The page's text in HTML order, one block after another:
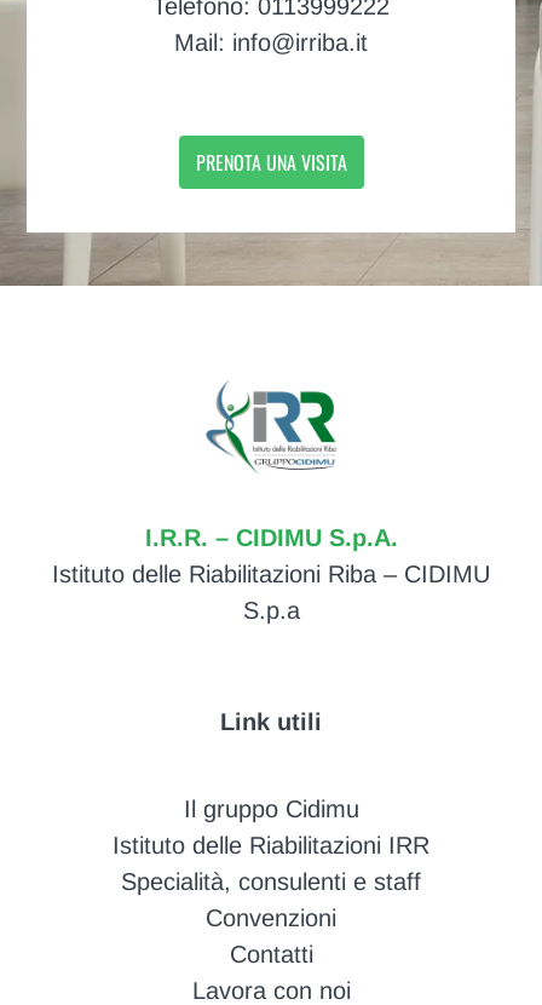
Telefono: 0113999222
Mail: info@irriba.it
PRENOTA UNA VISITA
I.R.R. – CIDIMU S.p.A.
Istituto delle Riabilitazioni Riba – CIDIMU
S.p.a
Link utili
Il gruppo Cidimu
Istituto delle Riabilitazioni IRR
Specialità, consulenti e staff
Convenzioni
Contatti
Lavora con noi